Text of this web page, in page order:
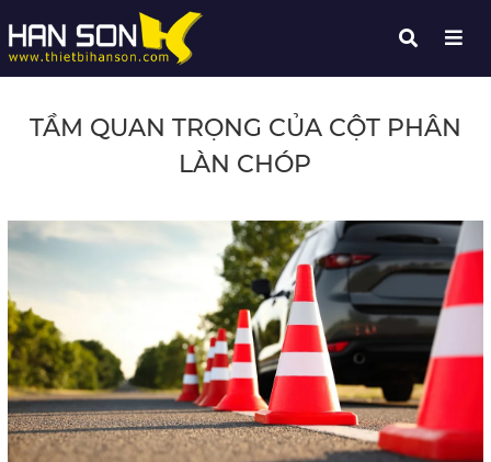
TẦM QUAN TRỌNG CỦA CỘT PHÂN
LÀN CHÓP